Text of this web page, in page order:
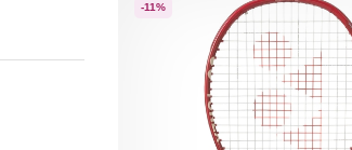
-11%